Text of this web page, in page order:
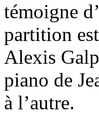
témoigne
partition
Alexis
piano de
à l’autre.